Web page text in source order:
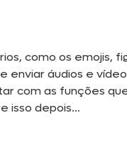
como os emojis,
enviar áudios e
com as funções
isso depois…